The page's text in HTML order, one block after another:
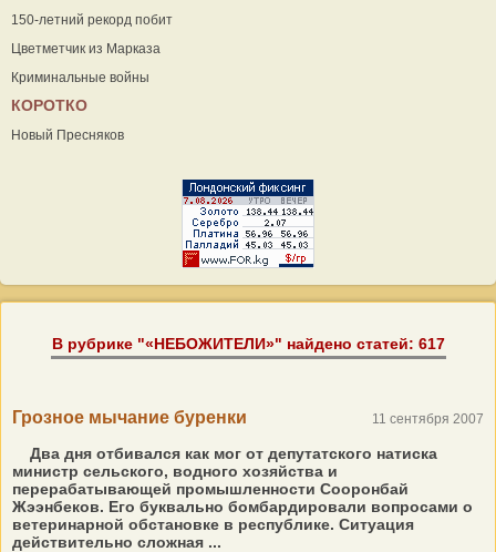
150-летний рекорд побит
Цветметчик из Марказа
Криминальные войны
КОРОТКО
Новый Пресняков
В рубрике "«НЕБОЖИТЕЛИ»" найдено статей: 617
Грозное мычание буренки 11 сентября 2007
Два дня отбивался как мог от депутатского натиска
министр сельского, водного хозяйства и
перерабатывающей промышленности Сооронбай
Жээнбеков. Его буквально бомбардировали вопросами о
ветеринарной обстановке в республике. Ситуация
действительно сложная ...